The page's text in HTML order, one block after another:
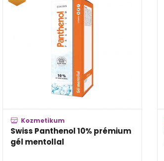
Kozmetikum
Swiss Panthenol 10% prémium
gél mentollal